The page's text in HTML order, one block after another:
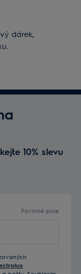
dárek,
10% slevu
Povinné pole